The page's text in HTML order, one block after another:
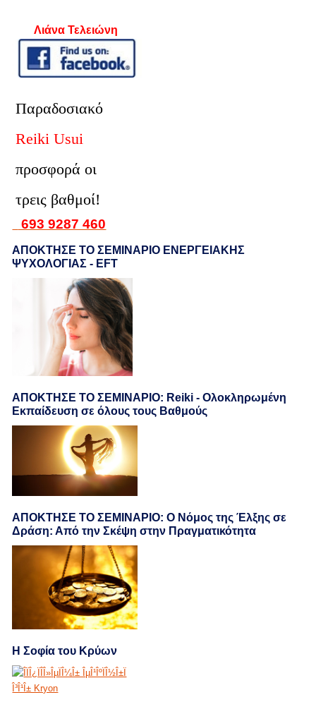
Λιάνα Τελειώνη
Παραδοσιακό
Reiki Usui
προσφορά οι
τρεις βαθμοί!
693 9287 460
ΑΠΟΚΤΗΣΕ ΤΟ ΣΕΜΙΝΑΡΙΟ ΕΝΕΡΓΕΙΑΚΗΣ
ΨΥΧΟΛΟΓΙΑΣ - EFT
ΑΠΟΚΤΗΣΕ ΤΟ ΣΕΜΙΝΑΡΙΟ: Reiki - Ολοκληρωμένη
Εκπαίδευση σε όλους τους Βαθμούς
ΑΠΟΚΤΗΣΕ ΤΟ ΣΕΜΙΝΑΡΙΟ: Ο Νόμος της Έλξης σε
Δράση: Από την Σκέψη στην Πραγματικότητα
Η Σοφία του Κρύων